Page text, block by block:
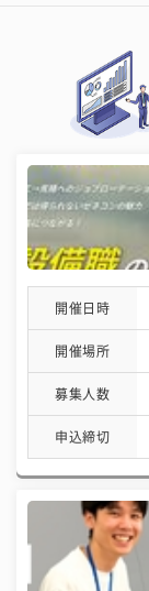
開催日時
開催場所
募集人数
申込締切